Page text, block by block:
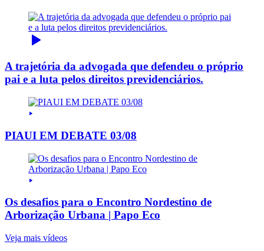
A trajetória da advogada que defendeu o próprio
pai e a luta pelos direitos previdenciários.
PIAUI EM DEBATE 03/08
Os desafios para o Encontro Nordestino de
Arborização Urbana | Papo Eco
Veja mais vídeos